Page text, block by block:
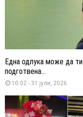
Една одлука може да
подготвена...
10:02 - 31 јули, 2026